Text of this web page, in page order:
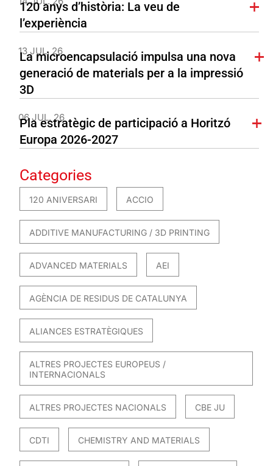
120 anys d’història: La veu de
l’experiència
13 JUL. 26
La microencapsulació impulsa una nova
generació de materials per a la impressió
3D
06 JUL. 26
Pla estratègic de participació a Horitzó
Europa 2026-2027
Categories
120 ANIVERSARI ACCIO
ADDITIVE MANUFACTURING / 3D PRINTING
ADVANCED MATERIALS AEI
AGÈNCIA DE RESIDUS DE CATALUNYA
ALIANCES ESTRATÈGIQUES
ALTRES PROJECTES EUROPEUS /
INTERNACIONALS
ALTRES PROJECTES NACIONALS CBE JU
CDTI CHEMISTRY AND MATERIALS